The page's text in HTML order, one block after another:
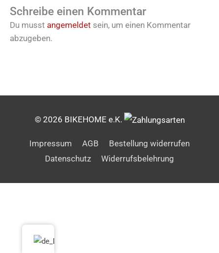
Schreibe einen Kommentar
Du musst angemeldet sein, um einen Kommentar
abzugeben.
© 2026 BIKEHOME e.K.
Impressum AGB
Bestellung widerrufen
Datenschutz
Widerrufsbelehrung